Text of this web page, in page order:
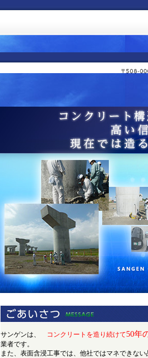
サンゲンは、 コンクリートを造り続けて50年
業者です。
また、表面含浸工事では、他社ではマネできな